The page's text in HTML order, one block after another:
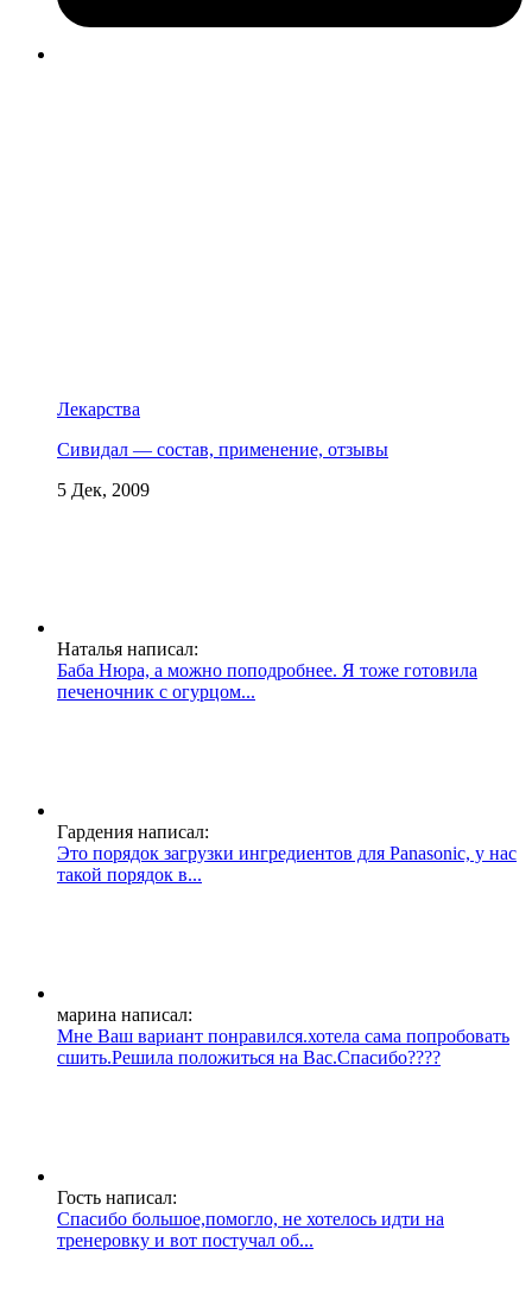
Лекарства
Сивидал — состав, применение, отзывы
5 Дек, 2009
Наталья написал:
Баба Нюра, а можно поподробнее. Я тоже готовила
печеночник с огурцом...
Гардения написал:
Это порядок загрузки ингредиентов для Panasonic, у нас
такой порядок в...
марина написал:
Мне Ваш вариант понравился.хотела сама попробовать
сшить.Решила положиться на Вас.Спасибо????
Гость написал:
Спасибо большое,помогло, не хотелось идти на
тренеровку и вот постучал об...